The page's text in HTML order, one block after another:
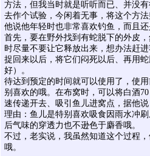
方法，但我当时就是听听而已、并没
去作个试验，今闲着无事，将这个方
他说他年轻时也非常喜欢钓鱼，而且
首先，要在野外找到有蛇脱下的外皮
时尽量不要让它释放出来，想办法赶
捉回来以后，将它们闷死以后、再用
好）。
待达到预定的时间就可以使用了，使
别喜欢的哦。在布窝时，可以将白酒
速传递开去、吸引鱼儿进窝点，据他说
理由：鱼儿是特别喜欢吸食因雨水冲
后气味的穿透力也不逊色于麝香哦。
不过，老实说，我虽然知道这个过程
哦。